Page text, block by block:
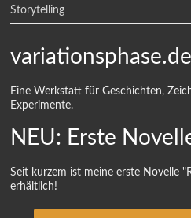
Storytelling
variationsphase.de
Eine Werkstatt für Geschichten,
Experimente.
NEU: Erste
Seit kurzem ist meine erste Novelle
erhältlich!